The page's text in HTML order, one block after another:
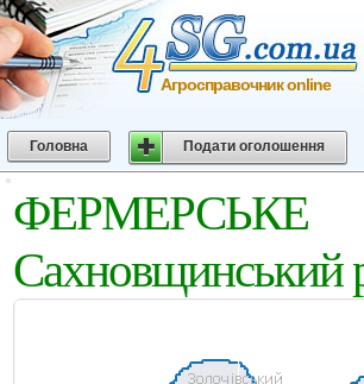
Агросправочник online
Головна Подати оголошення
Сахновщинський